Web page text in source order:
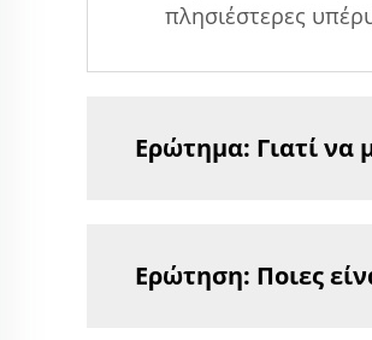
πλησιέστερες
Ερώτημα: Γιατί να
Ερώτηση: Ποιες